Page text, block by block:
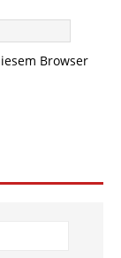
Browser